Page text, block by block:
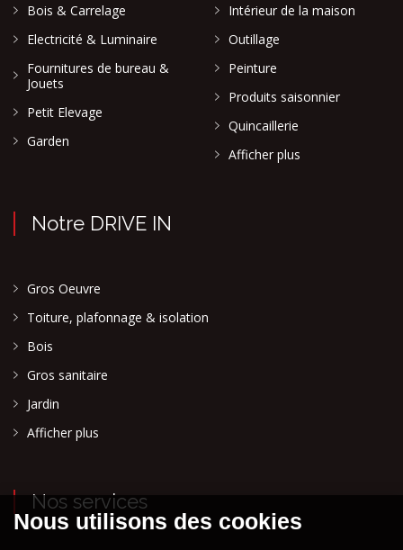
Bois & Carrelage
Electricité & Luminaire
Fournitures de bureau &
Jouets
Petit Elevage
Garden
Intérieur de la maison
Outillage
Peinture
Produits saisonnier
Quincaillerie
Afficher plus
Notre DRIVE IN
Gros Oeuvre
Toiture, plafonnage & isolation
Bois
Gros sanitaire
Jardin
Afficher plus
Nos services